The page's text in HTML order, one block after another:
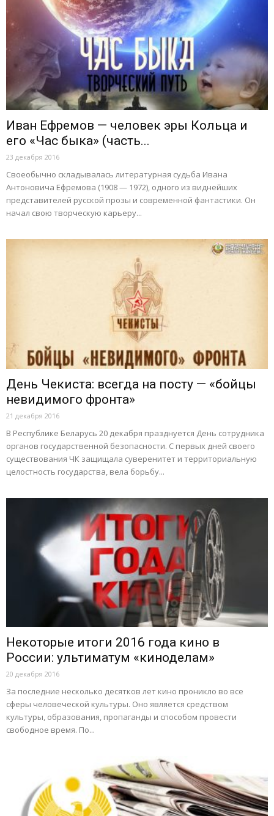
Иван Ефремов — человек эры Кольца и
его «Час быка» (часть...
23 декабря 2016
Своеобычно складывалась литературная судьба Ивана
Антоновича Ефремова (1908 — 1972), одного из виднейших
представителей русской прозы и современной фантастики. Он
начал свою творческую карьеру...
День Чекиста: всегда на посту — «бойцы
невидимого фронта»
21 декабря 2016
В Республике Беларусь 20 декабря празднуется День сотрудника
органов государственной безопасности. С первых дней своего
существования ЧК защищала суверенитет и территориальную
целостность государства, вела борьбу...
Некоторые итоги 2016 года кино в
России: ультиматум «киноделам»
20 декабря 2016
За последние несколько десятков лет кино проникло во все
сферы человеческой культуры. Оно является средством
культуры, образования, пропаганды и способом провести
свободное время. По...